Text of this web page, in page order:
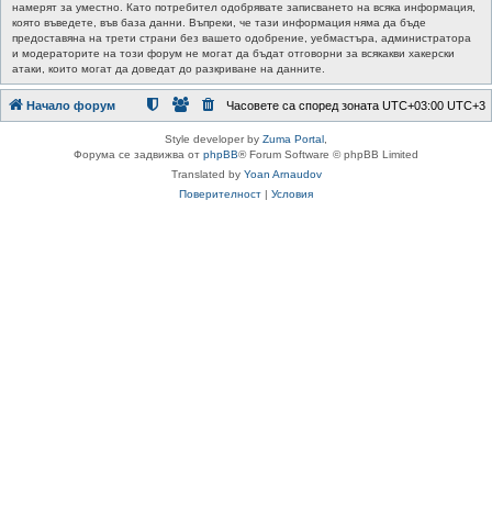
намерят за уместно. Като потребител одобрявате записването на всяка информация,
която въведете, във база данни. Въпреки, че тази информация няма да бъде
предоставяна на трети страни без вашето одобрение, уебмастъра, администратора
и модераторите на този форум не могат да бъдат отговорни за всякакви хакерски
атаки, които могат да доведат до разкриване на данните.
Начало форум Часовете са според зоната UTC+03:00 UTC+3
Style developer by Zuma Portal
Форума се задвижва от phpBB® Forum Software © phpBB Limited
Translated by Yoan Arnaudov
Поверителност | Условия